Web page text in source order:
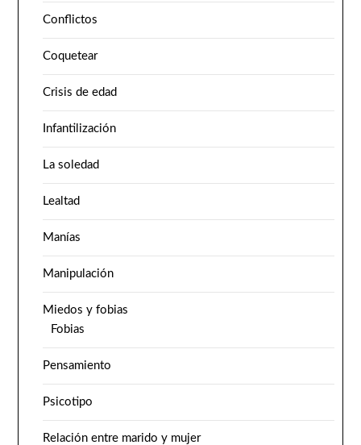
Conflictos
Coquetear
Crisis de edad
Infantilización
La soledad
Lealtad
Manías
Manipulación
Miedos y fobias
Fobias
Pensamiento
Psicotipo
Relación entre marido y mujer